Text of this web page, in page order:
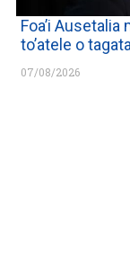
Foa’i
to’atele o
07/08/2026